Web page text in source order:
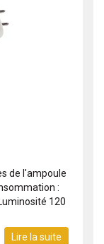
de l'ampoule
:
120
Lire la suite